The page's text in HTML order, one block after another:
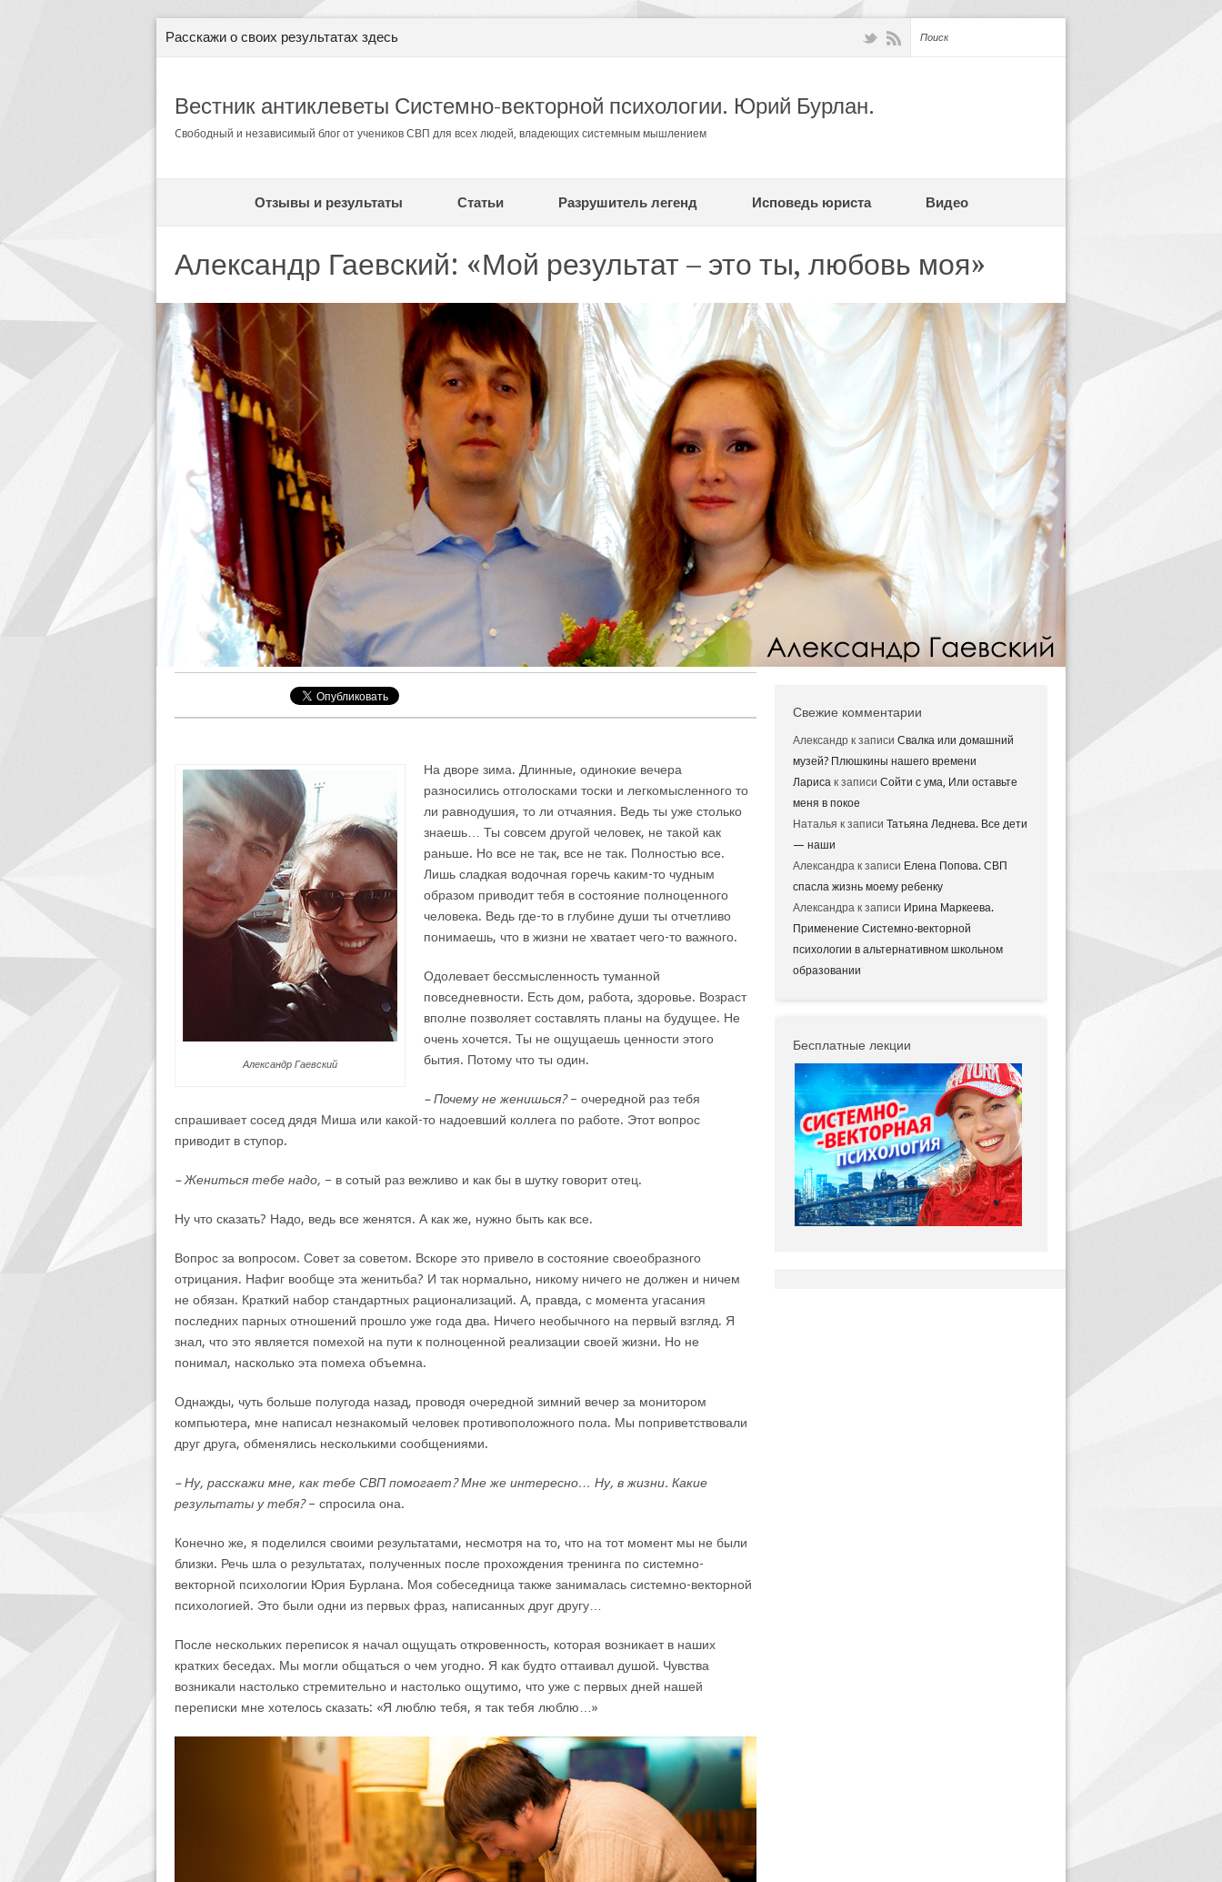
Расскажи о своих результатах здесь
Вестник антиклеветы Системно-векторной психологии. Юрий Бурлан.
Cвободный и независимый блог от учеников СВП для всех людей, владеющих системным мышлением
Отзывы и результаты Статьи Разрушитель легенд Исповедь юриста Видео
Александр Гаевский: «Мой результат – это ты, любовь моя»
Александр Гаевский
На дворе зима. Длинные, одинокие вечера
разносились отголосками тоски и легкомысленного то
ли равнодушия, то ли отчаяния. Ведь ты уже столько
знаешь… Ты совсем другой человек, не такой как
раньше. Но все не так, все не так. Полностью все.
Лишь сладкая водочная горечь каким-то чудным
образом приводит тебя в состояние полноценного
человека. Ведь где-то в глубине души ты отчетливо
понимаешь, что в жизни не хватает чего-то важного.
Одолевает бессмысленность туманной
повседневности. Есть дом, работа, здоровье. Возраст
вполне позволяет составлять планы на будущее. Не
очень хочется. Ты не ощущаешь ценности этого
бытия. Потому что ты один.
– Почему не женишься?– очередной раз тебя
спрашивает сосед дядя Миша или какой-то надоевший коллега по работе. Этот вопрос
приводит в ступор.
– Жениться тебе надо, – в сотый раз вежливо и как бы в шутку говорит отец.
Ну что сказать? Надо, ведь все женятся. А как же, нужно быть как все.
Вопрос за вопросом. Совет за советом. Вскоре это привело в состояние своеобразного
отрицания. Нафиг вообще эта женитьба? И так нормально, никому ничего не должен и ничем
не обязан. Краткий набор стандартных рационализаций. А, правда, с момента угасания
последних парных отношений прошло уже года два. Ничего необычного на первый взгляд. Я
знал, что это является помехой на пути к полноценной реализации своей жизни. Но не
понимал, насколько эта помеха объемна.
Однажды, чуть больше полугода назад, проводя очередной зимний вечер за монитором
компьютера, мне написал незнакомый человек противоположного пола. Мы поприветствовали
друг друга, обменялись несколькими сообщениями.
– Ну, расскажи мне, как тебе СВП помогает? Мне же интересно… Ну, в жизни. Какие
результаты у тебя?– спросила она.
Конечно же, я поделился своими результатами, несмотря на то, что на тот момент мы не были
близки. Речь шла о результатах, полученных после прохождения тренинга по системно-
векторной психологии Юрия Бурлана. Моя собеседница также занималась системно-векторной
психологией. Это были одни из первых фраз, написанных друг другу…
После нескольких переписок я начал ощущать откровенность, которая возникает в наших
кратких беседах. Мы могли общаться о чем угодно. Я как будто оттаивал душой. Чувства
возникали настолько стремительно и настолько ощутимо, что уже с первых дней нашей
переписки мне хотелось сказать: «Я люблю тебя, я так тебя люблю…»
Свежие комментарии
Александр к записи Свалка или домашний
музей? Плюшкины нашего времени
Лариса к записи Сойти с ума, Или оставьте
меня в покое
Наталья к записи Татьяна Леднева. Все дети
— наши
Александра к записи Елена Попова. СВП
спасла жизнь моему ребенку
Александра к записи Ирина Маркеева.
Применение Системно-векторной
психологии в альтернативном школьном
образовании
Бесплатные лекции